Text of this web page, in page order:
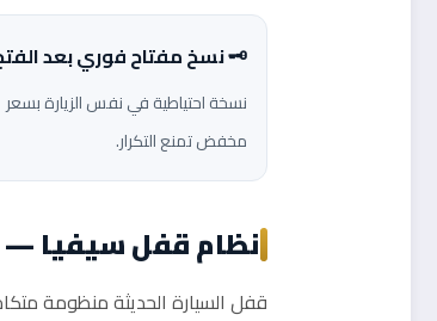
🗝️ نسخ مفتاح فوري بعد
نسخة احتياطية في نفس الزيارة بسعر
مخفض تمنع التكرار.
نظام قفل سيفيا —
قفل السيارة الحديثة منظومة